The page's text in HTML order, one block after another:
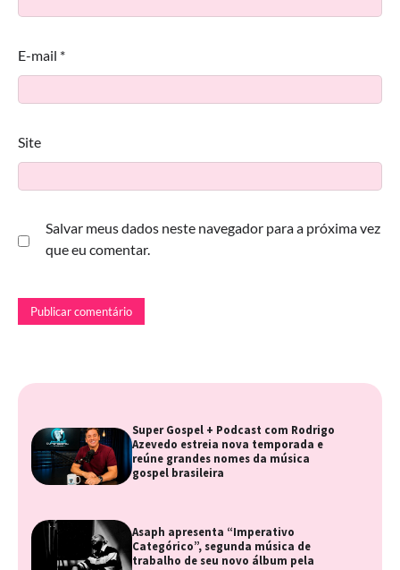
E-mail *
Site
Salvar meus dados neste navegador para a próxima vez
que eu comentar.
Super Gospel + Podcast com Rodrigo
Azevedo estreia nova temporada e
reúne grandes nomes da música
gospel brasileira
Asaph apresenta “Imperativo
Categórico”, segunda música de
trabalho de seu novo álbum pela